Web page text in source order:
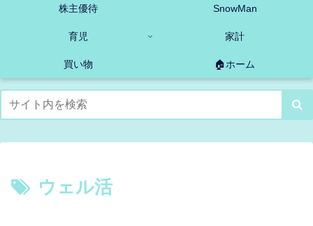
株主優待 SnowMan
育児 家計
買い物 🏠ホーム
ウェル活